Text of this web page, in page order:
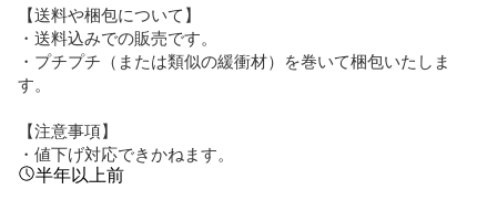
【送料や梱包について】
・送料込みでの販売です。
・プチプチ（または類似の緩衝材）を巻いて梱包いたしま
す。
【注意事項】
・値下げ対応できかねます。
半年以上前